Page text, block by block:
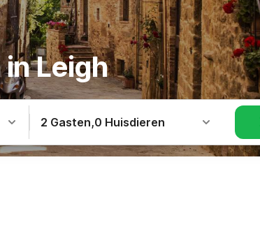
Leigh
2 Gasten,0 Huisdieren